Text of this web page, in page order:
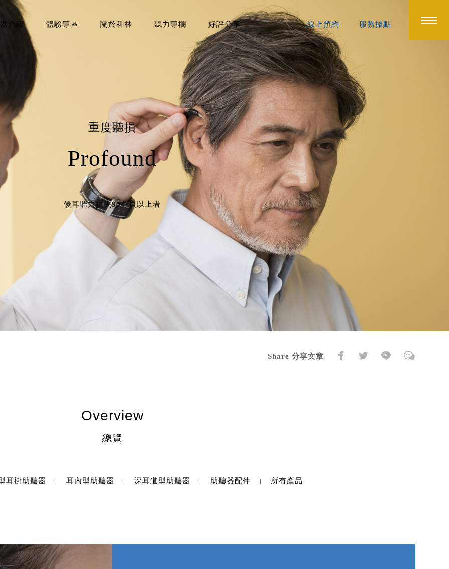
介紹 體驗專區 關於科林 聽力專欄 好評分享 線上預約 服務據點
重度聽損
Profound
優耳聽力損失90分貝以上者
Share 分享文章
Overview
總覽
耳掛助聽器 耳內型助聽器 深耳道型助聽器 助聽器配件 所有產品